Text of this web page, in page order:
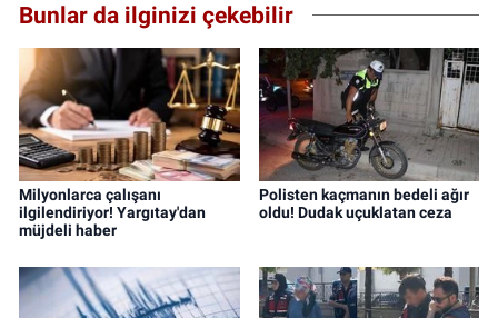
Bunlar da ilginizi çekebilir
Milyonlarca çalışanı
ilgilendiriyor! Yargıtay'dan
müjdeli haber
Polisten kaçmanın bedeli ağır
oldu! Dudak uçuklatan ceza